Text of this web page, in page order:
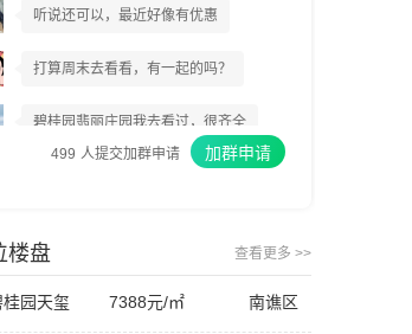
听说还可以，最近好像有优惠
打算周末去看看，有一起的吗？
碧桂园翡丽庄园我去看过，很齐全
499 人提交加群申请 加群申请
楼盘 查看更多 >>
桂园天玺 7388元/㎡ 南谯区